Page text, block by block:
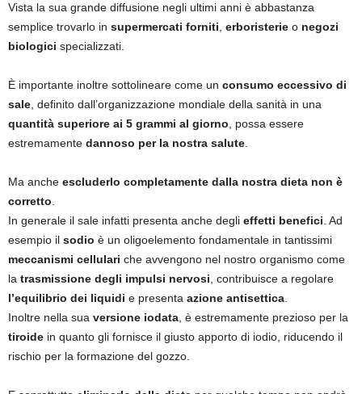
Vista la sua grande diffusione negli ultimi anni è abbastanza
semplice trovarlo in supermercati forniti erboristerie o negozi
biologici specializzati.
È importante inoltre sottolineare come un consumo eccessivo di
sale , definito dall’organizzazione mondiale della sanità in una
quantità superiore ai 5 grammi al giorno , possa essere
estremamente dannoso per la nostra salute
Ma anche escluderlo completamente dalla nostra dieta non è
corretto
In generale il sale infatti presenta anche degli effetti benefici . Ad
esempio il sodio è un oligoelemento fondamentale in tantissimi
meccanismi cellulari che avvengono nel nostro organismo come
la trasmissione degli impulsi nervosi , contribuisce a regolare
l’equilibrio dei liquidi e presenta azione antisettica
Inoltre nella sua versione iodata , è estremamente prezioso per la
tiroide in quanto gli fornisce il giusto apporto di iodio, riducendo il
rischio per la formazione del gozzo.